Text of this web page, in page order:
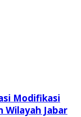
Modifikasi
Wilayah Jabar